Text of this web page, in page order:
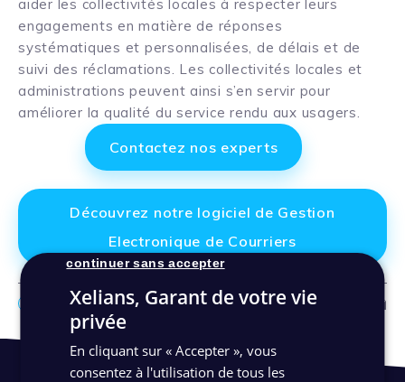
aider les collectivités locales à respecter leurs
engagements en matière de réponses
systématiques et personnalisées, de délais et de
suivi des réclamations. Les collectivités locales et
administrations peuvent ainsi s’en servir pour
améliorer la qualité du service rendu aux usagers.
Contactez nos experts
Découvrez notre logiciel de Gestion
Electronique de Courriers
Xelians, Garant de votre vie
privée
En cliquant sur « Accepter », vous
consentez à l'utilisation de tous les
continuer sans accepter